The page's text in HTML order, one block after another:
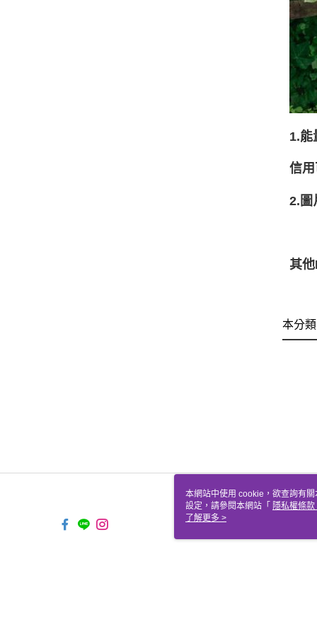
1.能
信
2.圖
其
本分
本網站中使用 cookie，欲查詢有
設定，請參閱本網站「 隱私權條款
使用 cookie。
了解更多 >